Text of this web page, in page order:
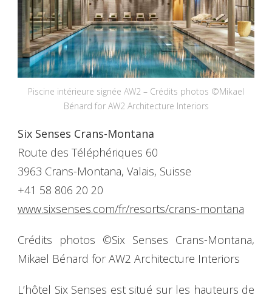
Piscine intérieure signée AW2 – Crédits photos ©Mikael
Bénard for AW2 Architecture Interiors
Six Senses Crans-Montana
Route des Téléphériques 60
3963 Crans-Montana, Valais, Suisse
+41 58 806 20 20
www.sixsenses.com/fr/resorts/crans-montana
Crédits photos ©Six Senses Crans-Montana,
Mikael Bénard for AW2 Architecture Interiors
L’hôtel Six Senses est situé sur les hauteurs de